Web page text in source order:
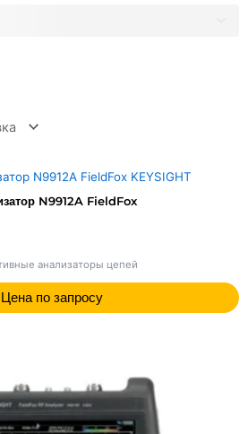
Цена по запросу
анализаторы цепей
N9912A FieldFox